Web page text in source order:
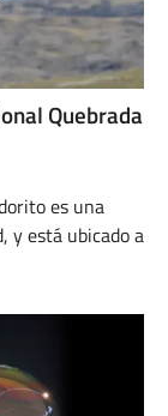
Quebrada
es una
y está ubicado a